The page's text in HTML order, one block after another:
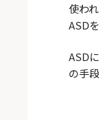
使わ
ASD
ASD
の手